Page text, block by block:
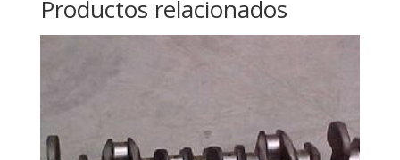
Productos relacionados